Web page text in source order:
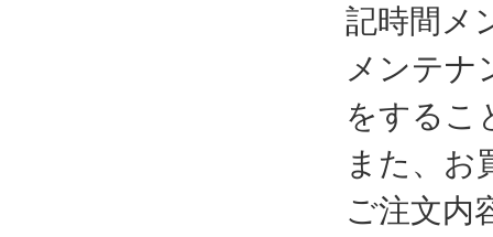
記時間メ
メンテナ
をするこ
また、お
ご注文内